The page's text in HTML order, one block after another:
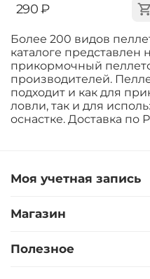
Более 200 видов
каталоге представлен
прикормочный
производителей.
подходит и как для
ловли, так и для
оснастке. Доставка по
‍290‍ ₽
Моя учетная запись
Магазин
Полезное